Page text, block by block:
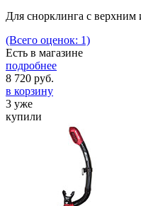
Для снорклинга с
(Всего оценок: 1)
Есть в магазине
подробнее
8 720 руб.
в корзину
3 уже
купили